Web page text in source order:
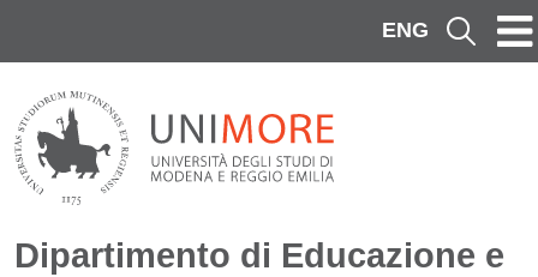
ENG Cerca
Dipartimento di Educazione e